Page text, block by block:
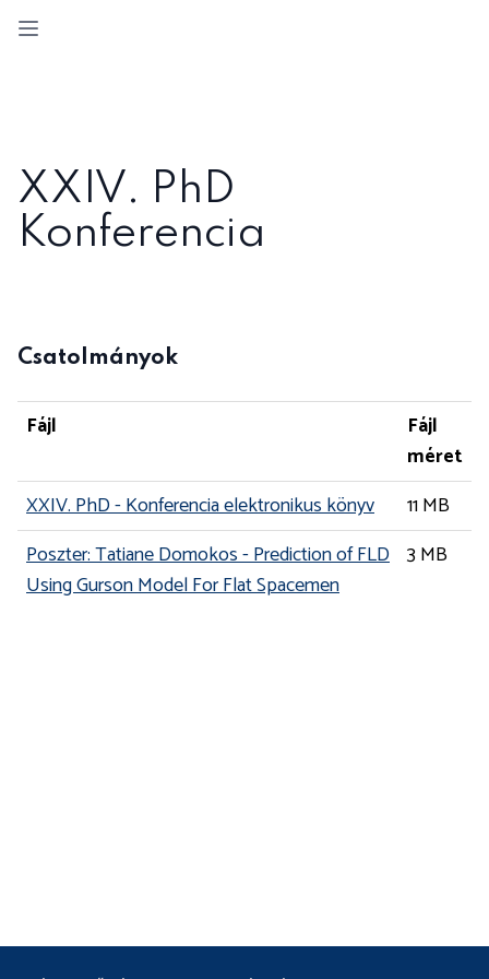
Open sidebar
XXIV. PhD
Konferencia
Csatolmányok
Fájl
Fájl
méret
XXIV. PhD - Konferencia elektronikus könyv
11 MB
Poszter: Tatiane Domokos - Prediction of FLD
Using Gurson Model For Flat Spacemen
3 MB